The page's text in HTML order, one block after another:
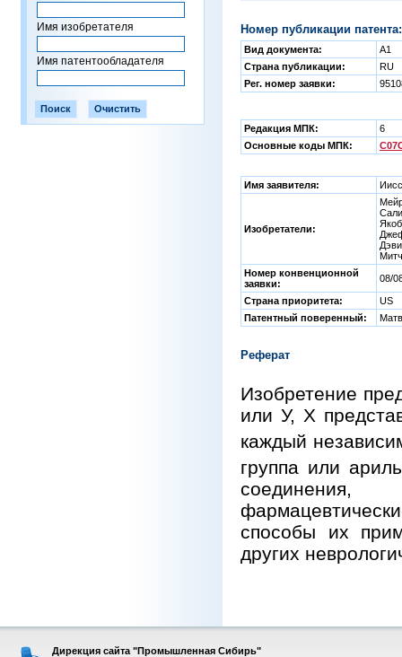
Имя изобретателя
Имя патентообладателя
Номер публикации
Вид документа:
A1
Страна публикации:
RU
Рег. номер заявки:
Редакция МПК:
6
Основные коды МПК:
Имя заявителя:
Изобретатели:
Номер конвенционной
заявки:
08/
Страна приоритета:
US
Патентный поверенный:
Реферат
Изобретение
или У, Х
каждый
группа или
соединения,
способы их
других
Дирекция сайта "Промышленная Сибирь"